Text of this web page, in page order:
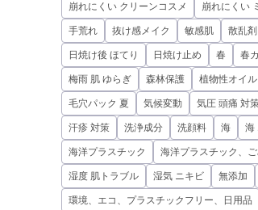
崩れにくい クリーンコスメ 崩れにくい
手荒れ 抜け感メイク 敏感肌 散乱剤
日焼け後 ほてり 日焼け止め 春 春
梅雨 肌 ゆらぎ 森林保護 植物性オイル
毛穴パック 夏 気候変動 気圧 頭痛 対
汗疹 対策 洗浄成分 洗顔料 海 海
海洋プラスチック 海洋プラスチック、
湿度 肌トラブル 湿気 ニキビ 無添加
環境、エコ、プラスチックフリー、日用品